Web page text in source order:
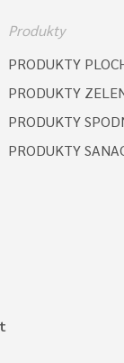
Produkty
PRODUKTY
PRODUKTY
PRODUKTY
PRODUKTY